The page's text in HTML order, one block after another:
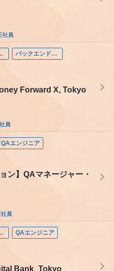
社員
career) バックエンドエンジニア
Forward X, Tokyo
員
QAエンジニア
ン】QAマネージャー・
社員
career) QAエンジニア
Bank_Tokyo